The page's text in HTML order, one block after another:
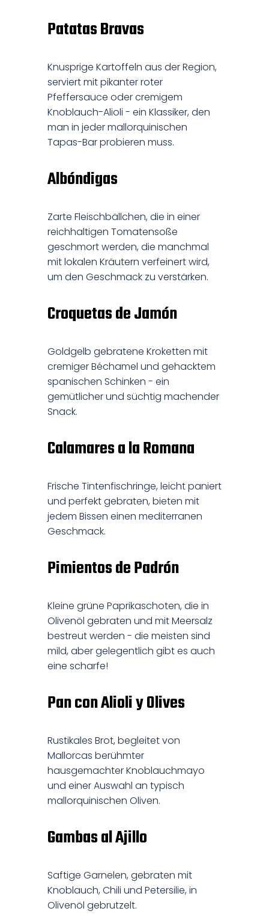
Patatas Bravas
Knusprige Kartoffeln aus der Region,
serviert mit pikanter roter
Pfeffersauce oder cremigem
Knoblauch-Alioli - ein Klassiker, den
man in jeder mallorquinischen
Tapas-Bar probieren muss.
Albóndigas
Zarte Fleischbällchen, die in einer
reichhaltigen Tomatensoße
geschmort werden, die manchmal
mit lokalen Kräutern verfeinert wird,
um den Geschmack zu verstärken.
Croquetas de Jamón
Goldgelb gebratene Kroketten mit
cremiger Béchamel und gehacktem
spanischen Schinken - ein
gemütlicher und süchtig machender
Snack.
Calamares a la Romana
Frische Tintenfischringe, leicht paniert
und perfekt gebraten, bieten mit
jedem Bissen einen mediterranen
Geschmack.
Pimientos de Padrón
Kleine grüne Paprikaschoten, die in
Olivenöl gebraten und mit Meersalz
bestreut werden - die meisten sind
mild, aber gelegentlich gibt es auch
eine scharfe!
Pan con Alioli y Olives
Rustikales Brot, begleitet von
Mallorcas berühmter
hausgemachter Knoblauchmayo
und einer Auswahl an typisch
mallorquinischen Oliven.
Gambas al Ajillo
Saftige Garnelen, gebraten mit
Knoblauch, Chili und Petersilie, in
Olivenöl gebrutzelt.